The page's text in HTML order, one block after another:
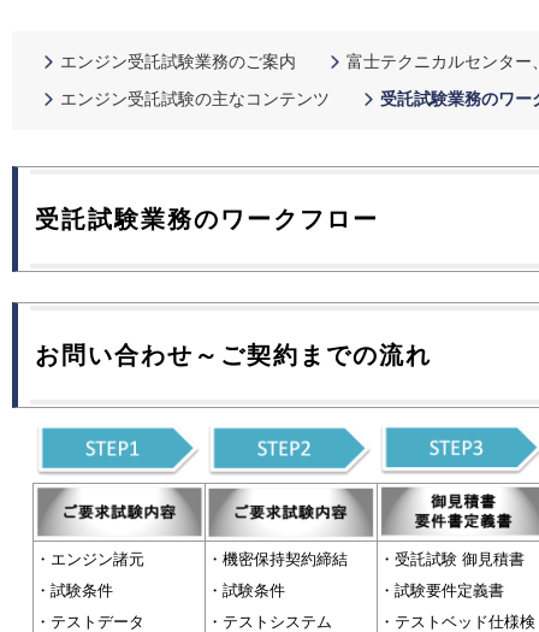
エンジン受託試験業務のご案内
富士テクニカルセンター
エンジン受託試験の主なコンテンツ
受託試験業務のワー
受託試験業務のワークフロー
お問い合わせ～ご契約までの流れ
・エンジン諸元
・試験条件
・テストデータ
・機密保持契約締結
・試験条件
・テストシステム
・受託試験 御見積書
・試験要件定義書
・テストベッド仕様検